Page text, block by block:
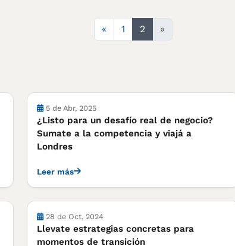
« Anterior
1 2 »
Actividades
5 de Abr, 2025
¿Listo para un desafío real de negocio?
Sumate a la competencia y viajá a
Londres
Leer más
Actividades
28 de Oct, 2024
Llevate estrategias concretas para
momentos de transición